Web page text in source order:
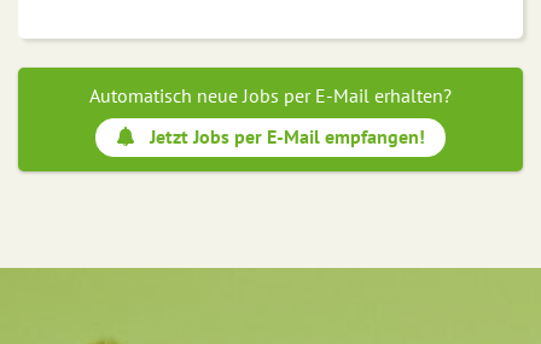
Automatisch neue Jobs per E-Mail erhalten?
Jetzt Jobs per E-Mail empfangen!